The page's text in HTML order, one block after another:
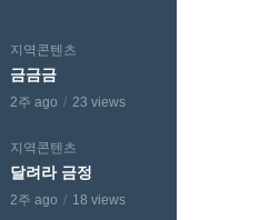
지역콘텐츠
금금금
2주 ago 23 views
지역콘텐츠
달려라 금정
2주 ago 18 views